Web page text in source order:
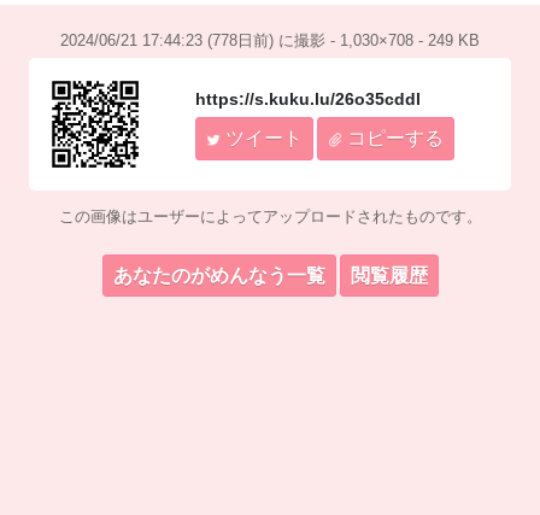
2024/06/21 17:44:23 (778日前) に撮影 - 1,030×708 - 249 KB
https://s.kuku.lu/26o35cddl
ツイート コピーする
この画像はユーザーによってアップロードされたものです。
あなたのがめんなう一覧 閲覧履歴